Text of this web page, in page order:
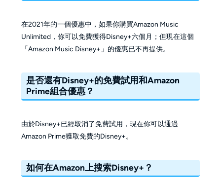
在2021年的一個優惠中，如果你購買Amazon Music
Unlimited，你可以免費獲得Disney+六個月；但現在這個
「Amazon Music Disney+」的優惠已不再提供。
是否還有Disney+的免費試用和Amazon
Prime組合優惠？
由於Disney+已經取消了免費試用，現在你可以通過
Amazon Prime獲取免費的Disney+。
如何在Amazon上搜索Disney+？